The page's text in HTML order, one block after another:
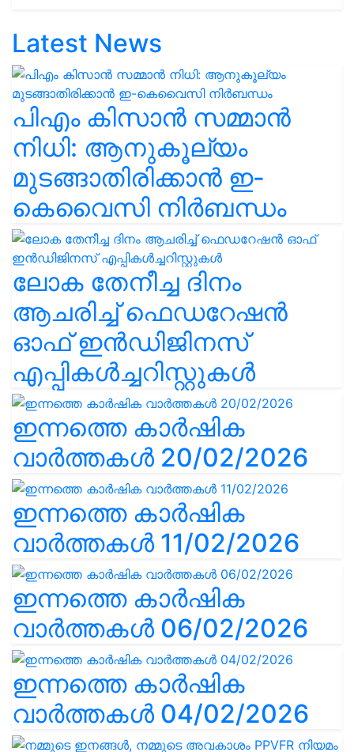
Latest News
പിഎം കിസാൻ സമ്മാൻ
നിധി: ആനുകൂല്യം
മുടങ്ങാതിരിക്കാൻ ഇ-
കെവൈസി നിർബന്ധം
ലോക തേനീച്ച ദിനം
ആചരിച്ച് ഫെഡറേഷൻ
ഓഫ് ഇൻഡിജിനസ്
എപ്പികൾച്ചറിസ്റ്റുകൾ
ഇന്നത്തെ കാർഷിക
വാർത്തകൾ 20/02/2026
ഇന്നത്തെ കാർഷിക
വാർത്തകൾ 11/02/2026
ഇന്നത്തെ കാർഷിക
വാർത്തകൾ 06/02/2026
ഇന്നത്തെ കാർഷിക
വാർത്തകൾ 04/02/2026